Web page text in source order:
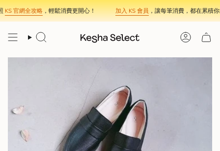
Skip
to
content
官網全攻略，輕鬆消費更開心！ 加入 KS 會員，讓每筆消費，都在累積你的
Search Account